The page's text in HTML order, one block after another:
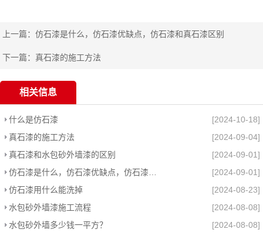
上一篇：仿石漆是什么，仿石漆优缺点，仿石漆和真石漆区别
下一篇：真石漆的施工方法
相关信息
什么是仿石漆
[2024-10-18]
真石漆的施工方法
[2024-09-04]
真石漆和水包砂外墙漆的区别
[2024-09-01]
仿石漆是什么，仿石漆优缺点，仿石漆和真石漆区别
[2024-09-01]
仿石漆用什么能洗掉
[2024-08-23]
水包砂外墙漆施工流程
[2024-08-08]
水包砂外墙多少钱一平方？
[2024-08-08]